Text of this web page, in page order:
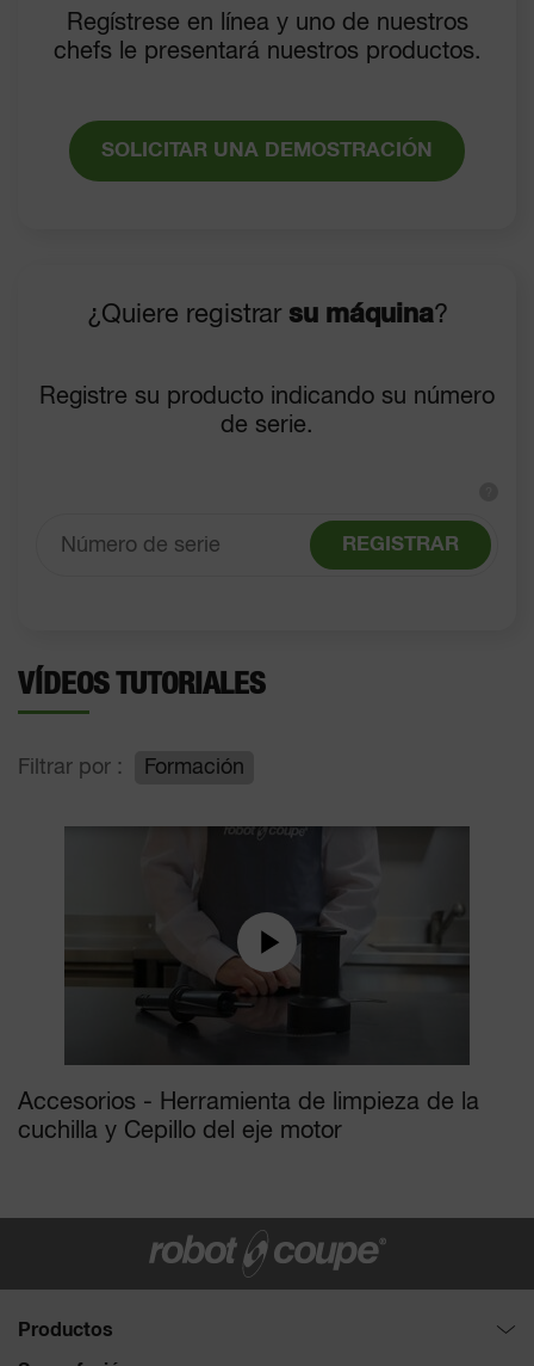
Regístrese en línea y uno de nuestros
chefs le presentará nuestros productos.
SOLICITAR UNA DEMOSTRACIÓN
¿Quiere registrar su máquina?
Registre su producto indicando su número
de serie.
REGISTRAR
VÍDEOS TUTORIALES
Filtrar por : Formación
Accesorios - Herramienta de limpieza de la
cuchilla y Cepillo del eje motor
Productos